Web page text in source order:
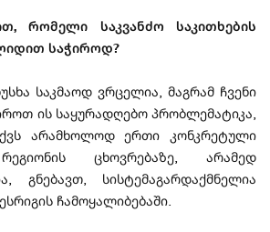
რომელი საკვანძო საკითხების
საჭიროდ?
საკმაოდ ვრცელია, მაგრამ ჩვენი
ის საყურადღებო პრობლემატიკა,
არამხოლოდ ერთი კონკრეტული
ცხოვრებაზე, არამედ
გნებავთ, სისტემაგარდაქმნელია
ჩამოყალიბებაში.